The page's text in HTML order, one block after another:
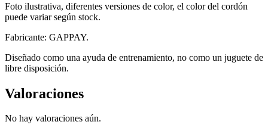
Foto ilustrativa, diferentes versiones de color, el color del cordón
puede variar según stock.
Fabricante: GAPPAY.
Diseñado como una ayuda de entrenamiento, no como un juguete de
libre disposición.
Valoraciones
No hay valoraciones aún.